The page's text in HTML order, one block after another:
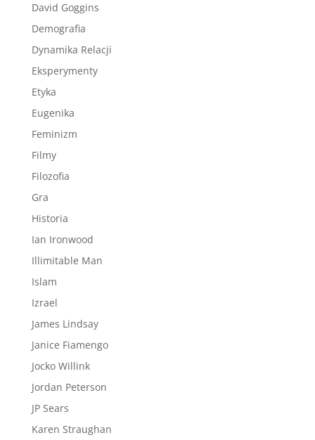
David Goggins
Demografia
Dynamika Relacji
Eksperymenty
Etyka
Eugenika
Feminizm
Filmy
Filozofia
Gra
Historia
Ian Ironwood
Illimitable Man
Islam
Izrael
James Lindsay
Janice Fiamengo
Jocko Willink
Jordan Peterson
JP Sears
Karen Straughan